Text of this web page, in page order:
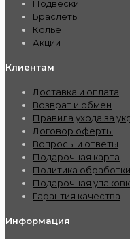
Подвески
Браслеты
Колье
Акции
Клиентам
Доставка и оплата
Возврат и обмен
Правила ухода за
Договор оферты
Вопросы и ответы
Подарочная карта
Политика
Подарочная
Гарантия качества
Информация